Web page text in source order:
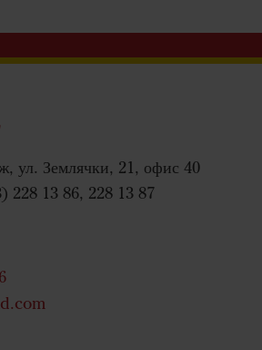
ул. Землячки, 21, офис 40
228 13 86, 228 13 87